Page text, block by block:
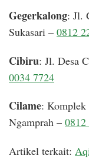
Gegerkalong: Jl.
Sukasari – 0812
Cibiru: Jl. Desa
0034 7724
Cilame:
Ngamprah – 0812
Artikel terkait: